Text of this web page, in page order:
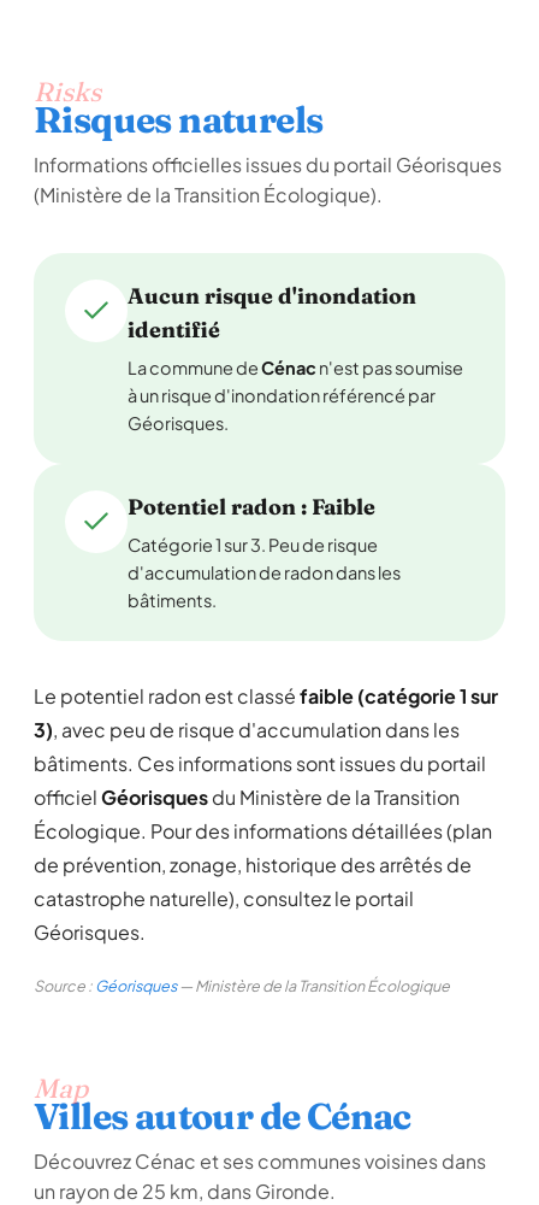
Risks
Risques naturels
Informations officielles issues du portail Géorisques
(Ministère de la Transition Écologique).
Aucun risque d'inondation
identifié
La commune deCénac n'est pas soumise
à un risque d'inondation référencé par
Géorisques.
Potentiel radon : Faible
Catégorie 1 sur 3. Peu de risque
d'accumulation de radon dans les
bâtiments.
Le potentiel radon est classéfaible (catégorie 1 sur
3), avec peu de risque d'accumulation dans les
bâtiments. Ces informations sont issues du portail
officielGéorisquesdu Ministère de la Transition
Écologique. Pour des informations détaillées (plan
de prévention, zonage, historique des arrêtés de
catastrophe naturelle), consultez le portail
Géorisques.
Source :Géorisques— Ministère de la Transition Écologique
Map
Villes autour de Cénac
Découvrez Cénac et ses communes voisines dans
un rayon de 25 km, dans Gironde.